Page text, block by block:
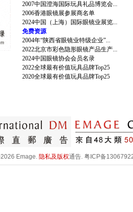
2007中国澄海国际玩具礼品博览会...
2006香港眼镜展参展商名单
2024中国（上海）国际眼镜业展览...
免费资源
2004年“陕西省眼镜业特级企业”...
2022北京市彩色隐形眼镜产品生产...
2024中国眼镜协会会员名录
2022全球最有价值玩具品牌Top25
2020全球最有价值玩具品牌Top25
Emage. 隐私及版权通告. 粤ICP备